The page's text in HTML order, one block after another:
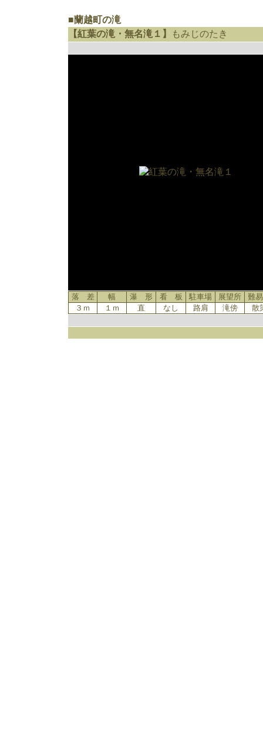
■蘭越町の滝
【紅葉の滝・無名滝１】
もみじのたき
落 差 幅 瀑 形 看 板 駐車場 展望所
難
３ｍ
１ｍ 直 なし 路肩 滝傍 散